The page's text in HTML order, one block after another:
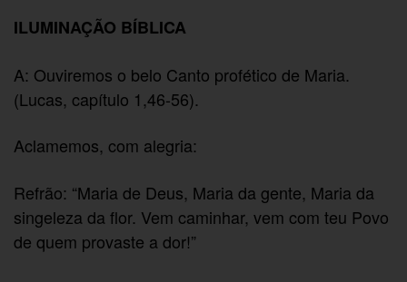
ILUMINAÇÃO BÍBLICA
A: Ouviremos o belo Canto profético de Maria.
(Lucas, capítulo 1,46-56).
Aclamemos, com alegria:
Refrão: “Maria de Deus, Maria da gente, Maria da
singeleza da flor. Vem caminhar, vem com teu Povo
de quem provaste a dor!”